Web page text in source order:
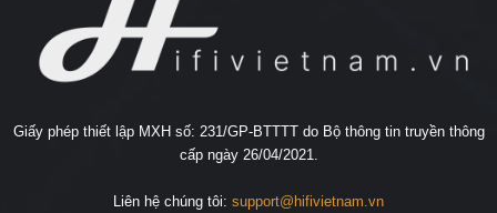
Giấy phép thiết lập MXH số: 231/GP-BTTTT do Bộ thông tin truyền thông
cấp ngày 26/04/2021.
Liên hệ chúng tôi: support@hifivietnam.vn